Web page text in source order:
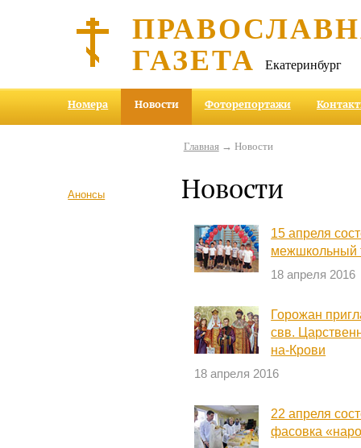
ГАЗЕТА Екатеринбург
Номера Новости Фоторепортажи
Анонсы
Главная→ Новости
Новости
15 апреля
межшкольный
18 апреля 2016
Горожан
свв.
на-Крови
18 апреля 2016
22 апреля
фасовка